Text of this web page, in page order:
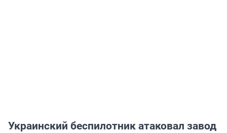
Украинский беспилотник атаковал завод